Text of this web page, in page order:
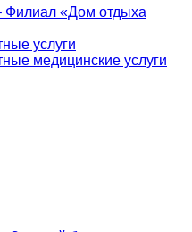
Филиал «Дом отдыха
услуги
медицинские услуги